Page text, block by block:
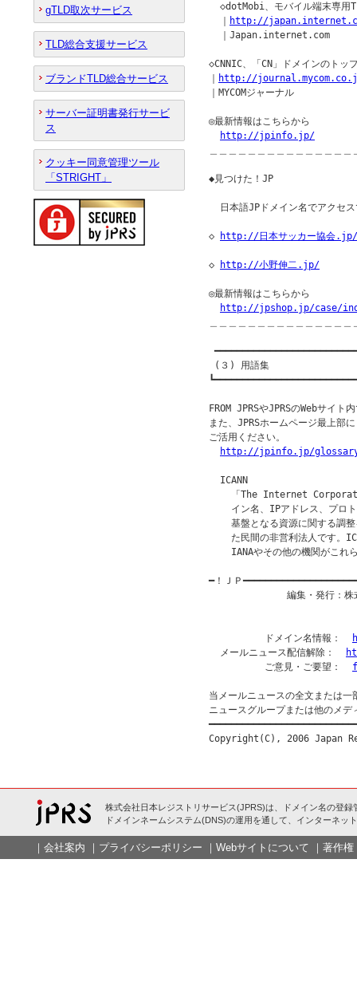
◇dotMobi、モバイル端末専用
http://
  ｜Japan.internet.com
◇CNNIC、「CN」ドメインのトッ
http://
｜MYCOMジャーナル
◎最新情報はこちらから
http://jpinfo.jp/
◆見つけた！JP
日本語JPドメイン名でアクセ
◇ http://日本サッカー協会.jp/
◇ http://小野伸二.jp/
◎最新情報はこちらから
http://jpshop.jp/case/
(３) 用語集
FROM JPRSやJPRSのWebサイ
また、JPRSホームページ最上部
ご活用ください。
http://jpinfo.jp/
  ICANN
「The Internet
イン名、IPアドレス、プロ
基盤となる資源に関する調
た民間の非営利法人です。
IANAやその他の機関がこれ
━！ＪＰ
編集・発行：株
          ドメイン名情報：
  メールニュース配信解除：
          ご意見・ご要望：
当メールニュースの全文または
ニュースグループまたは他のメ
gTLD取次サービス
TLD総合支援サービス
ブランドTLD総合サービス
サーバー証明書発行サービ
ス
クッキー同意管理ツール
「STRIGHT」
株式会社日本レジストリサービス(JPRS)は、ドメイン名の登録
ドメインネームシステム(DNS)の運用を通して、インターネッ
｜ 会社案内 ｜ プライバシーポリシー ｜ Webサイトについて ｜ 著作権